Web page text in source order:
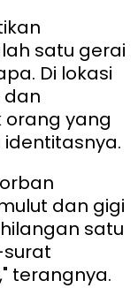
satu gerai
Di lokasi
dan
orang yang
dan gigi
satu
surat
terangnya.